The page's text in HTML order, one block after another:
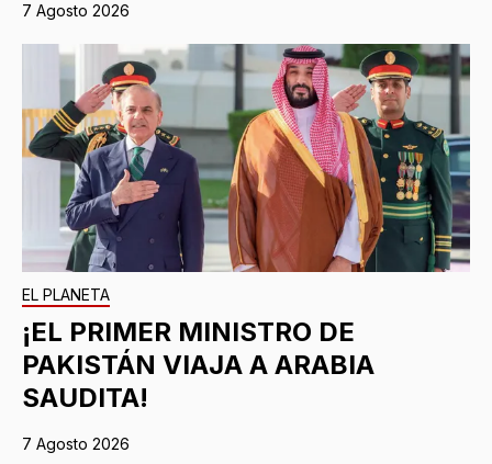
7 Agosto 2026
EL PLANETA
¡EL PRIMER MINISTRO DE
PAKISTÁN VIAJA A ARABIA
SAUDITA!
7 Agosto 2026